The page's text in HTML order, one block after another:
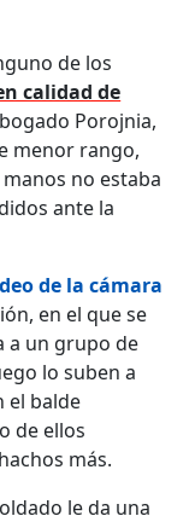
de los
calidad de
Porojnia,
menor rango,
no estaba
ante la
de la cámara
en el que se
a un grupo de
lo suben a
el balde
de ellos
más.
le da una